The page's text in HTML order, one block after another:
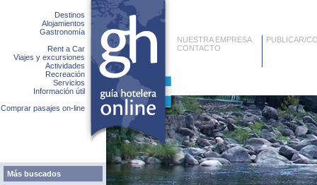
Destinos
Alojamientos
Gastronomía
Rent a Car
Viajes y excursiones
Actividades
Recreación
Servicios
Información útil
Comprar pasajes on-line
Más buscados
NUESTRA EMPRESA
CONTACTO
PUBLICAR/